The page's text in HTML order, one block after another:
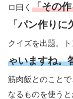
ロ曰く 「その
「パン作りに
クイズを出題。
ゃいますね。
筋肉飯とのことで
なるものを使うと